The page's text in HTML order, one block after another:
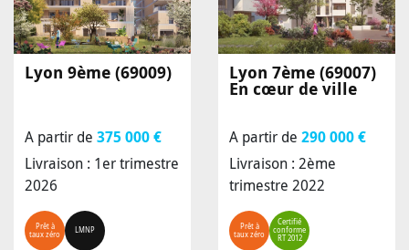
Lyon 9ème (69009)
A partir de 375 000 €
Livraison : 1er trimestre
2026
Prêt à
taux zéro
LMNP
Lyon 7ème (69007)
En cœur de ville
A partir de 290 000 €
Livraison : 2ème
trimestre 2022
Prêt à
taux zéro
Certifié
conforme
RT 2012